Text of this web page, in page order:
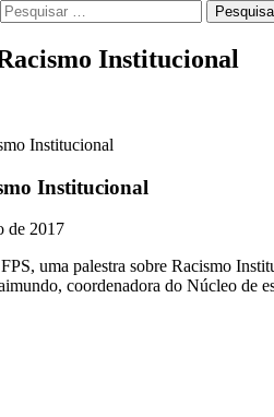
Institucional
Institucional
Institucional
de 2017
FPS, uma palestra sobre Racismo
coordenadora do Núcleo de